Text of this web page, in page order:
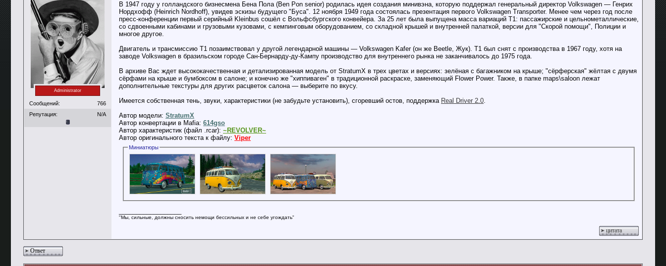
Administrator
Сообщений:
766
Репутация:
N/A
В 1947 году у голландского бизнесмена Бена Пола (Ben Pon senior) родилась идея создания минивэна, которую поддержал генеральный директор Volkswagen — Генрих
Нордхофф (Heinrich Nordhoff), увидев эскизы будущего "Буса". 12 ноября 1949 года состоялась презентация первого Volkswagen Transporter. Менее чем через год после
пресс-конференции первый серийный Kleinbus сошёл с Вольфсбургского конвейера. За 25 лет была выпущена масса вариаций T1: пассажирские и цельнометаллические,
со сдвоенными кабинами и грузовыми кузовами, с кемпинговым оборудованием, со складной крышей и внутренней палаткой, версии для "Скорой помощи", Полиции и
многое другое.
Двигатель и трансмиссию T1 позаимствовал у другой легендарной машины — Volkswagen Kafer (он же Beetle, Жук). T1 был снят с производства в 1967 году, хотя на
заводе Volkswagen в бразильском городе Сан-Бернарду-ду-Кампу производство для внутреннего рынка не заканчивалось до 1975 года.
В архиве Вас ждет высококачественная и детализированная модель от StratumX в трех цветах и версиях: зелёная с багажником на крыше; "сёрферская" жёлтая с двумя
сёрфами на крыше и бумбоксом в салоне; и конечно же "хиппиваген" в традиционной раскраске, заменяющий Flower Power. Также, в папке maps\saloon лежат
дополнительные текстуры для других расцветок салона — выберите по вкусу.
Имеется собственная тень, звуки, характеристики (не забудьте установить), сгоревший остов, поддержка Real Driver 2.0.
Автор модели: StratumX
Автор конвертации в Mafia: 614gso
Автор характеристик (файл .rcar): ~REVOLVER~
Автор оригинального текста к файлу: Viper
Миниатюры
"Мы, сильные, должны сносить немощи бессильных и не себе угождать"
цитата
Ответ